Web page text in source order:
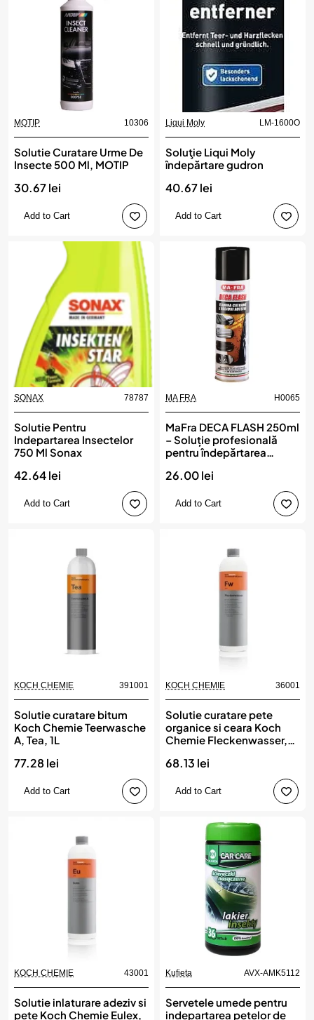
MOTIP 10306
Solutie Curatare Urme De
Insecte 500 Ml, MOTIP
30.67 lei
Add to Cart
Liqui Moly LM-1600O
Soluţie Liqui Moly
îndepărtare gudron
40.67 lei
Add to Cart
SONAX 78787
Solutie Pentru
Indepartarea Insectelor
750 Ml Sonax
42.64 lei
Add to Cart
New
MA FRA H0065
MaFra DECA FLASH 250ml
– Soluție profesională
pentru îndepărtarea
MA FRA
26.00 lei
Add to Cart
New
KOCH CHEMIE 391001
Solutie curatare bitum
Koch Chemie Teerwasche
A, Tea, 1L
77.28 lei
Add to Cart
New
KOCH CHEMIE 36001
Solutie curatare pete
organice si ceara Koch
Chemie Fleckenwasser,
68.13 lei
Add to Cart
KOCH CHEMIE 43001
Solutie inlaturare adeziv si
pete Koch Chemie Eulex,
Kufieta AVX-AMK5112
Servetele umede pentru
indepartarea petelor de